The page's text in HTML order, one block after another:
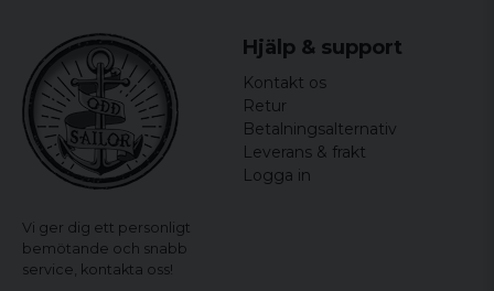
Vi ger dig ett personligt
bemötande och snabb
service, kontakta oss!
Hjälp & support
Kontakt os
Retur
Betalningsalternativ
Leverans & frakt
Logga in